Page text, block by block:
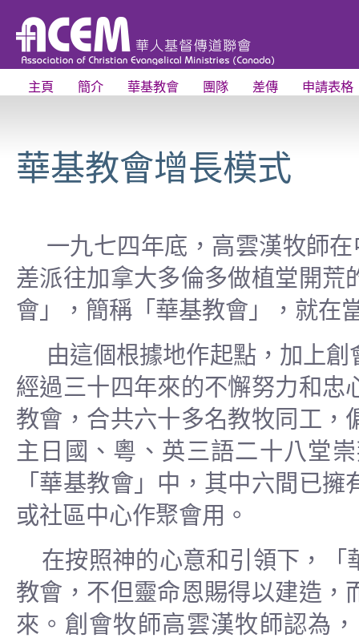
主頁 簡介 華基教會 團隊 差傳 申請表格
華基教會增長模式
一九七四年底，高雲漢牧師
差派往加拿大多倫多做植堂開荒
會」，簡稱「華基教會」，就在
由這個根據地作起點，加上
經過三十四年來的不懈努力和忠
教會，合共六十多名教牧同工，
主日國、粵、英三語二十八堂
「華基教會」中，其中六間已
或社區中心作聚會用。
在按照神的心意和引領下，
教會，不但靈命恩賜得以建造，
來。創會牧師高雲漢牧師認為